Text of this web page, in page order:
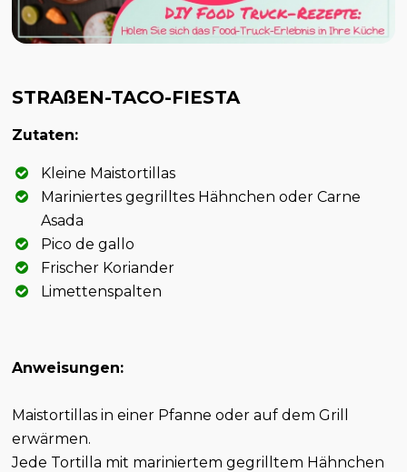
STRAßEN-TACO-FIESTA
Zutaten:
Kleine Maistortillas
Mariniertes gegrilltes Hähnchen oder Carne
Asada
Pico de gallo
Frischer Koriander
Limettenspalten
Anweisungen:
Maistortillas in einer Pfanne oder auf dem Grill
erwärmen.
Jede Tortilla mit mariniertem gegrilltem Hähnchen